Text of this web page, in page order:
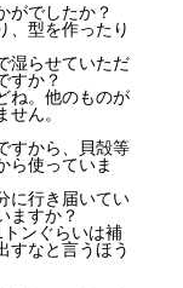
がでしたか？
、型を作ったり
湿らせていただ
すか？
ね。他のものが
ん。
すから、貝殻等
ら使っていま
に行き届いてい
ますか？
ンぐらいは補
すなと言うほう